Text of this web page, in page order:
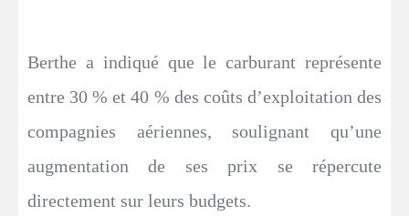
Berthe a indiqué que le carburant représente
entre 30 % et 40 % des coûts d’exploitation des
compagnies aériennes, soulignant qu’une
augmentation de ses prix se répercute
directement sur leurs budgets.